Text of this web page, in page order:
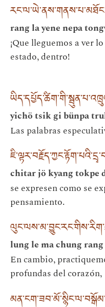
rang la yene nepa
¡Que lleguemos a ver
estado, dentro!
yichö tsik gi bünpa
Las palabras
chitar jö kyang tokpe
se expresen como se
pensamiento.
lung le ma chung
En cambio,
profundas del corazón,